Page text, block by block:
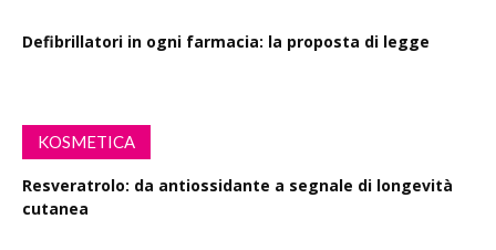
Defibrillatori in ogni farmacia: la proposta di legge
KOSMETICA
Resveratrolo: da antiossidante a segnale di longevità
cutanea